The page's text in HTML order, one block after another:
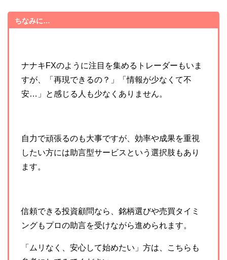
ちなみに…
ナナキFXのように注目を集めるトレーダーもいま
すが、「再現できるの？」「情報が少なくて不
安…」と感じる人も少なくありません。
自力で頑張るのも大事ですが、効率や成果を重視
したい方には助言型サービスという選択肢もあり
ます。
信頼できる投資顧問なら、銘柄選びや売買タイミ
ングもプロの助言を受けながら進められます。
「ムリなく、安心して始めたい」方は、こちらも